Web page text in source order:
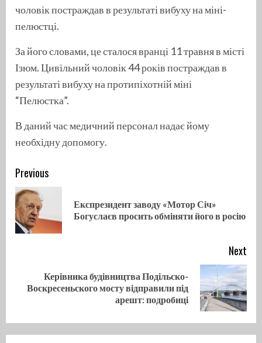
чоловік постраждав в результаті вибуху на міні-
пелюстці.
За його словами, це сталося вранці 11 травня в місті
Ізюм. Цивільний чоловік 44 років постраждав в
результаті вибуху на протипіхотній міні
“Пелюстка”.
В даний час медичний персонал надає йому
необхідну допомогу.
Continue
Reading
Previous
Експрезидент заводу «Мотор Січ»
Богуслаєв просить обміняти його в росію
Next
Next
Керівника будівництва Подільско-
Воскресеньского мосту відправили під
арешт: подробиці